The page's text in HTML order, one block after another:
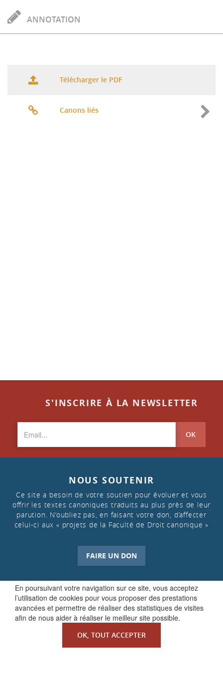
En poursuivant votre navigation sur ce site, vous acceptez
l’utilisation de cookies pour vous proposer des prestations
avancées et permettre de réaliser des statistiques de visites
afin de nous aider à réaliser le meilleur site possible.
OK, TOUT ACCEPTER
ANNOTATION
Télécharger le PDF
Canons liés
S'INSCRIRE À LA NEWSLETTER
OK
NOUS SOUTENIR
Ce site a besoin de votre soutien pour évoluer et vous
offrir les textes canoniques traduits au plus près de leur
parution. N’oubliez pas, en faisant votre don, d’affecter
celui-ci aux « projets de la Faculté de Droit canonique »
FAIRE UN DON